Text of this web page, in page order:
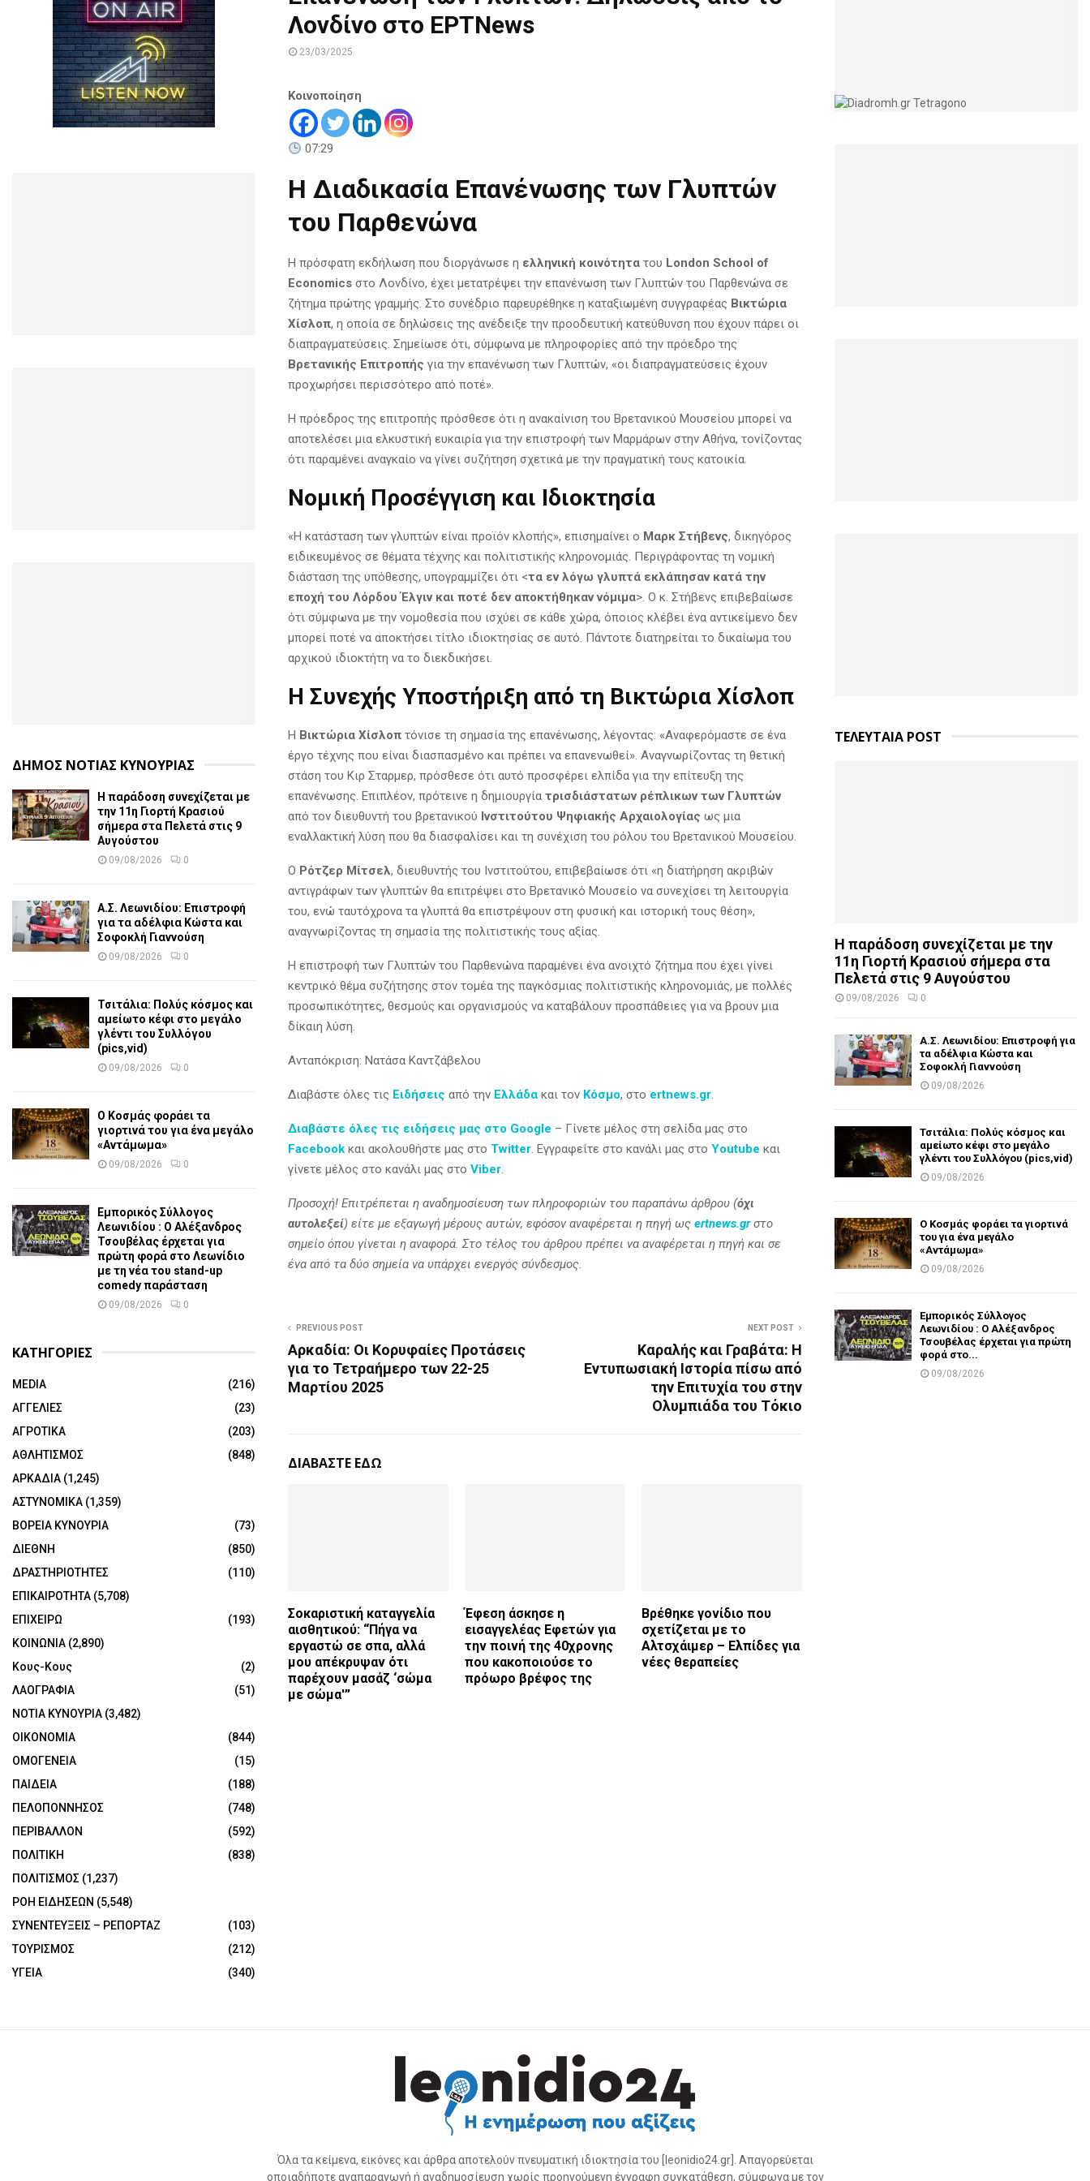
Λονδίνο στο ΕΡΤNews
23/03/2025
Κοινοποίηση
07:29
Η Διαδικασία Επανένωσης των Γλυπτών
του Παρθενώνα
Η πρόσφατη εκδήλωση που διοργάνωσε η ελληνική κοινότητα του London School of
Economics στο Λονδίνο, έχει μετατρέψει την επανένωση των Γλυπτών του Παρθενώνα σε
ζήτημα πρώτης γραμμής. Στο συνέδριο παρευρέθηκε η καταξιωμένη συγγραφέας Βικτώρια
Χίσλοπ, η οποία σε δηλώσεις της ανέδειξε την προοδευτική κατεύθυνση που έχουν πάρει οι
διαπραγματεύσεις. Σημείωσε ότι, σύμφωνα με πληροφορίες από την πρόεδρο της
Βρετανικής Επιτροπής για την επανένωση των Γλυπτών, «οι διαπραγματεύσεις έχουν
προχωρήσει περισσότερο από ποτέ».
Η πρόεδρος της επιτροπής πρόσθεσε ότι η ανακαίνιση του Βρετανικού Μουσείου μπορεί να
αποτελέσει μια ελκυστική ευκαιρία για την επιστροφή των Μαρμάρων στην Αθήνα, τονίζοντας
ότι παραμένει αναγκαίο να γίνει συζήτηση σχετικά με την πραγματική τους κατοικία.
Νομική Προσέγγιση και Ιδιοκτησία
«Η κατάσταση των γλυπτών είναι προϊόν κλοπής», επισημαίνει ο Μαρκ Στήβενς, δικηγόρος
ειδικευμένος σε θέματα τέχνης και πολιτιστικής κληρονομιάς. Περιγράφοντας τη νομική
διάσταση της υπόθεσης, υπογραμμίζει ότι <τα εν λόγω γλυπτά εκλάπησαν κατά την
εποχή του Λόρδου Έλγιν και ποτέ δεν αποκτήθηκαν νόμιμα>. Ο κ. Στήβενς επιβεβαίωσε
ότι σύμφωνα με την νομοθεσία που ισχύει σε κάθε χώρα, όποιος κλέβει ένα αντικείμενο δεν
μπορεί ποτέ να αποκτήσει τίτλο ιδιοκτησίας σε αυτό. Πάντοτε διατηρείται το δικαίωμα του
αρχικού ιδιοκτήτη να το διεκδικήσει.
Η Συνεχής Υποστήριξη από τη Βικτώρια Χίσλοπ
Η Βικτώρια Χίσλοπ τόνισε τη σημασία της επανένωσης, λέγοντας: «Αναφερόμαστε σε ένα
έργο τέχνης που είναι διασπασμένο και πρέπει να επανενωθεί». Αναγνωρίζοντας τη θετική
στάση του Κιρ Σταρμερ, πρόσθεσε ότι αυτό προσφέρει ελπίδα για την επίτευξη της
επανένωσης. Επιπλέον, πρότεινε η δημιουργία τρισδιάστατων ρέπλικων των Γλυπτών
από τον διευθυντή του βρετανικού Ινστιτούτου Ψηφιακής Αρχαιολογίας ως μια
εναλλακτική λύση που θα διασφαλίσει και τη συνέχιση του ρόλου του Βρετανικού Μουσείου.
Ο Ρότζερ Μίτσελ, διευθυντής του Ινστιτούτου, επιβεβαίωσε ότι «η διατήρηση ακριβών
αντιγράφων των γλυπτών θα επιτρέψει στο Βρετανικό Μουσείο να συνεχίσει τη λειτουργία
του, ενώ ταυτόχρονα τα γλυπτά θα επιστρέψουν στη φυσική και ιστορική τους θέση»,
αναγνωρίζοντας τη σημασία της πολιτιστικής τους αξίας.
Η επιστροφή των Γλυπτών του Παρθενώνα παραμένει ένα ανοιχτό ζήτημα που έχει γίνει
κεντρικό θέμα συζήτησης στον τομέα της παγκόσμιας πολιτιστικής κληρονομιάς, με πολλές
προσωπικότητες, θεσμούς και οργανισμούς να καταβάλουν προσπάθειες για να βρουν μια
δίκαιη λύση.
Ανταπόκριση: Νατάσα Καντζάβελου
Διαβάστε όλες τις Ειδήσεις από την Ελλάδα και τον Κόσμο, στο ertnews.gr.
Διαβάστε όλες τις ειδήσεις μας στο Google – Γίνετε μέλος στη σελίδα μας στο
Facebook και ακολουθήστε μας στο Twitter. Εγγραφείτε στο κανάλι μας στο Youtube και
γίνετε μέλος στο κανάλι μας στο Viber.
Προσοχή! Επιτρέπεται η αναδημοσίευση των πληροφοριών του παραπάνω άρθρου (όχι
αυτολεξεί) είτε με εξαγωγή μέρους αυτών, εφόσον αναφέρεται η πηγή ως ertnews.grστο
σημείο όπου γίνεται η αναφορά. Στο τέλος του άρθρου πρέπει να αναφέρεται η πηγή και σε
ένα από τα δύο σημεία να υπάρχει ενεργός σύνδεσμος.
PREVIOUS POST
Αρκαδία: Οι Κορυφαίες Προτάσεις
για το Τετραήμερο των 22-25
Μαρτίου 2025
NEXT POST
Καραλής και Γραβάτα: Η
Εντυπωσιακή Ιστορία πίσω από
την Επιτυχία του στην
Ολυμπιάδα του Τόκιο
ΔΙΑΒΑΣΤΕ ΕΔΩ
Σοκαριστική καταγγελία
αισθητικού: “Πήγα να
εργαστώ σε σπα, αλλά
μου απέκρυψαν ότι
παρέχουν μασάζ ‘σώμα
με σώμα'”
Έφεση άσκησε η
εισαγγελέας Εφετών για
την ποινή της 40χρονης
που κακοποιούσε το
πρόωρο βρέφος της
Βρέθηκε γονίδιο που
σχετίζεται με το
Αλτσχάιμερ – Ελπίδες για
νέες θεραπείες
ΔΗΜΟΣ ΝΟΤΙΑΣ ΚΥΝΟΥΡΙΑΣ
Η παράδοση συνεχίζεται με
την 11η Γιορτή Κρασιού
σήμερα στα Πελετά στις 9
Αυγούστου
09/08/2026 0
Α.Σ. Λεωνιδίου: Επιστροφή
για τα αδέλφια Κώστα και
Σοφοκλή Γιαννούση
09/08/2026 0
Τσιτάλια: Πολύς κόσμος και
αμείωτο κέφι στο μεγάλο
γλέντι του Συλλόγου
(pics,vid)
09/08/2026 0
Ο Κοσμάς φοράει τα
γιορτινά του για ένα μεγάλο
«Αντάμωμα»
09/08/2026 0
Εμπορικός Σύλλογος
Λεωνιδίου : Ο Αλέξανδρος
Τσουβέλας έρχεται για
πρώτη φορά στο Λεωνίδιο
με τη νέα του stand-up
comedy παράσταση
09/08/2026 0
ΚΑΤΗΓΟΡΙΕΣ
MEDIA
(216)
ΑΓΓΕΛΙΕΣ
(23)
ΑΓΡΟΤΙΚΑ
(203)
ΑΘΛΗΤΙΣΜΟΣ
(848)
ΑΡΚΑΔΙΑ (1,245)
ΑΣΤΥΝΟΜΙΚΑ (1,359)
ΒΟΡΕΙΑ ΚΥΝΟΥΡΙΑ
(73)
ΔΙΕΘΝΗ
(850)
ΔΡΑΣΤΗΡΙΟΤΗΤΕΣ
(110)
ΕΠΙΚΑΙΡΟΤΗΤΑ (5,708)
ΕΠΙΧΕΙΡΩ
(193)
ΚΟΙΝΩΝΙΑ (2,890)
Κους-Κους
(2)
ΛΑΟΓΡΑΦΙΑ
(51)
ΝΟΤΙΑ ΚΥΝΟΥΡΙΑ (3,482)
ΟΙΚΟΝΟΜΙΑ
(844)
ΟΜΟΓΕΝΕΙΑ
(15)
ΠΑΙΔΕΙΑ
(188)
ΠΕΛΟΠΟΝΝΗΣΟΣ
(748)
ΠΕΡΙΒΑΛΛΟΝ
(592)
ΠΟΛΙΤΙΚΗ
(838)
ΠΟΛΙΤΙΣΜΟΣ (1,237)
ΡΟΗ ΕΙΔΗΣΕΩΝ (5,548)
ΣΥΝΕΝΤΕΥΞΕΙΣ – ΡΕΠΟΡΤΑΖ
(103)
ΤΟΥΡΙΣΜΟΣ
(212)
ΥΓΕΙΑ
(340)
ΤΕΛΕΥΤΑΙΑ POST
Η παράδοση συνεχίζεται με την
11η Γιορτή Κρασιού σήμερα στα
Πελετά στις 9 Αυγούστου
09/08/2026 0
Α.Σ. Λεωνιδίου: Επιστροφή για
τα αδέλφια Κώστα και
Σοφοκλή Γιαννούση
09/08/2026
Τσιτάλια: Πολύς κόσμος και
αμείωτο κέφι στο μεγάλο
γλέντι του Συλλόγου (pics,vid)
09/08/2026
Ο Κοσμάς φοράει τα γιορτινά
του για ένα μεγάλο
«Αντάμωμα»
09/08/2026
Εμπορικός Σύλλογος
Λεωνιδίου : Ο Αλέξανδρος
Τσουβέλας έρχεται για πρώτη
φορά στο...
09/08/2026
Όλα τα κείμενα, εικόνες και άρθρα αποτελούν πνευματική ιδιοκτησία του [leonidio24.gr]. Απαγορεύεται
οποιαδήποτε αναπαραγωγή ή αναδημοσίευση χωρίς προηγούμενη έγγραφη συγκατάθεση, σύμφωνα με τον